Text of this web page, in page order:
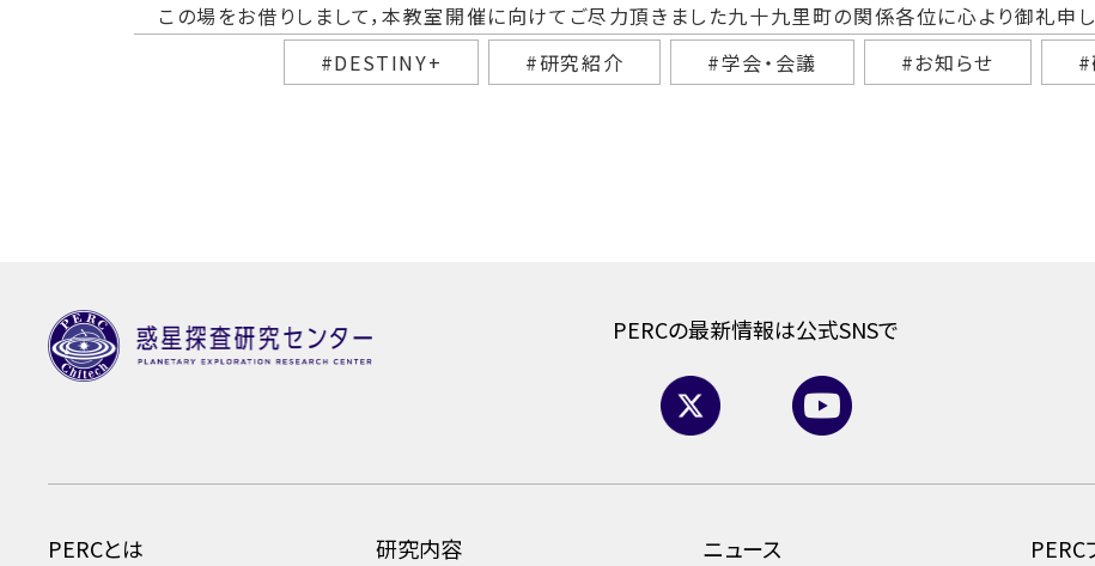
この場をお借りしまして，本教室開催に向けてご尽力頂きました九十九里町の関係各位に心より御礼申し
#DESTINY+
#研究紹介 #学会・会議 #お知らせ
PERCの最新情報は公式SNSで
PERCとは 研究内容 ニュース PERC